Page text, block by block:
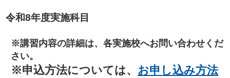
令和8年度実施科目
※講習内容の詳細は、各実施校へお問い合わせくだ
さい。
※申込方法については、 お申し込み方法